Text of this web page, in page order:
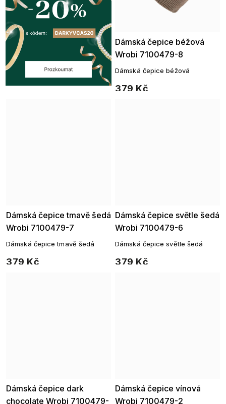
Dámská čepice béžová
Wrobi 7100479-8
379 Kč
Dámská čepice béžová
Dámská čepice tmavě šedá
Wrobi 7100479-7
379 Kč
Dámská čepice tmavě šedá
Dámská čepice světle šedá
Wrobi 7100479-6
379 Kč
Dámská čepice světle šedá
Dámská čepice dark
chocolate Wrobi 7100479-
Dámská čepice vínová
Wrobi 7100479-2